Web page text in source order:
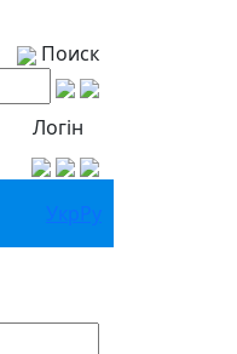
Поиск
Логін
УкрРу